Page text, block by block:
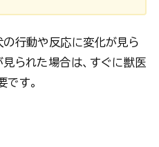
の行動や反応に変化が見ら
られた場合は、すぐに獣医
す。